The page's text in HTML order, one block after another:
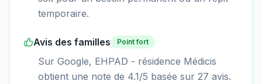
temporaire.
Avis des familles Point fort
Sur Google, EHPAD - résidence Médicis
obtient une note de 4.1/5 basée sur 27 avis.